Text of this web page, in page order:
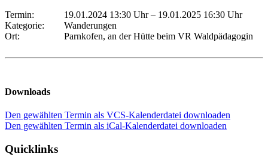
Termin:
19.01.2024 13:30 Uhr– 19.01.2025 16:30 Uhr
Kategorie:
Wanderungen
Ort:
Parnkofen, an der Hütte beim VR Waldpädagogin
Downloads
Den gewählten Termin als VCS-Kalenderdatei downloaden
Den gewählten Termin als iCal-Kalenderdatei downloaden
Quicklinks